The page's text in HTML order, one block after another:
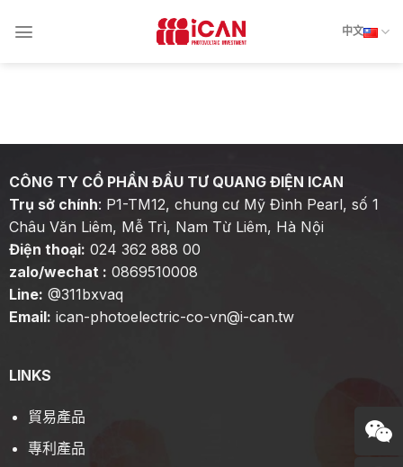
中文
CÔNG TY CỔ PHẦN ĐẦU TƯ QUANG ĐIỆN ICAN
Trụ sở chính: P1-TM12, chung cư Mỹ Đình Pearl, số 1
Châu Văn Liêm, Mễ Trì, Nam Từ Liêm, Hà Nội
Điện thoại: 024 362 888 00
zalo/wechat : 0869510008
Line: @311bxvaq
Email: ican-photoelectric-co-vn@i-can.tw
LINKS
貿易產品
專利產品